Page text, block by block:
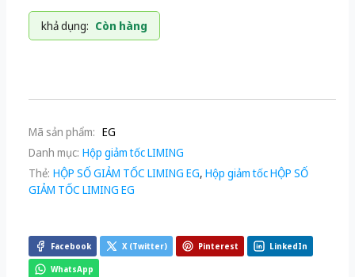
khả dụng: Còn hàng
Mã sản phẩm: EG
Danh mục: Hộp giảm tốc LIMING
Thẻ: HỘP SỐ GIẢM TỐC LIMING EG, Hộp giảm tốc HỘP SỐ
GIẢM TỐC LIMING EG
Facebook X (Twitter) Pinterest LinkedIn
WhatsApp